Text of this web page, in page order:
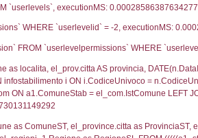
DESCRIZIONE DELL'AMBIENTE/
DESCRIZIONE SINTETICA DELLO